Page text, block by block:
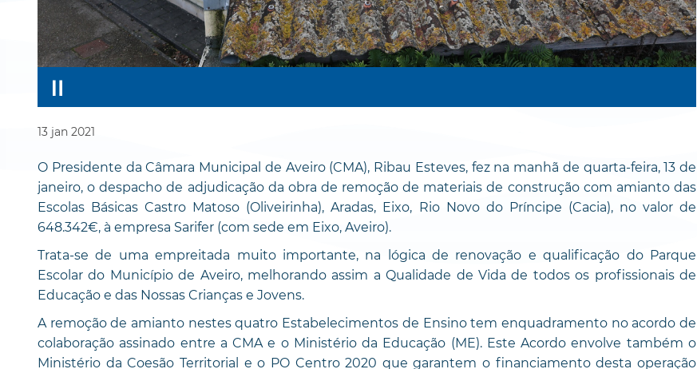
13 jan 2021
O Presidente da Câmara Municipal de Aveiro (CMA), Ribau Esteves, fez na manhã de quarta-feira, 13 de
janeiro, o despacho de adjudicação da obra de remoção de materiais de construção com amianto das
Escolas Básicas Castro Matoso (Oliveirinha), Aradas, Eixo, Rio Novo do Príncipe (Cacia), no valor de
648.342€, à empresa Sarifer (com sede em Eixo, Aveiro).
Trata-se de uma empreitada muito importante, na lógica de renovação e qualificação do Parque
Escolar do Município de Aveiro, melhorando assim a Qualidade de Vida de todos os profissionais de
Educação e das Nossas Crianças e Jovens.
A remoção de amianto nestes quatro Estabelecimentos de Ensino tem enquadramento no acordo de
colaboração assinado entre a CMA e o Ministério da Educação (ME). Este Acordo envolve também o
Ministério da Coesão Territorial e o PO Centro 2020 que garantem o financiamento desta operação